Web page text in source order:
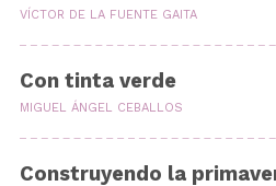
VÍCTOR DE LA FUENTE GAITA
Con tinta verde
MIGUEL ÁNGEL CEBALLOS
Construyendo la